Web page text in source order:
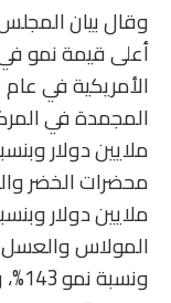
وقال بيان
أعلى قيمة نمو في